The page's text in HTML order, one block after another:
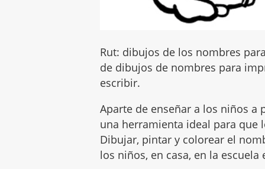
Rut: dibujos de los nombres
de dibujos de nombres para
escribir.
Aparte de enseñar a los niños
una herramienta ideal para
Dibujar, pintar y colorear el
los niños, en casa, en la